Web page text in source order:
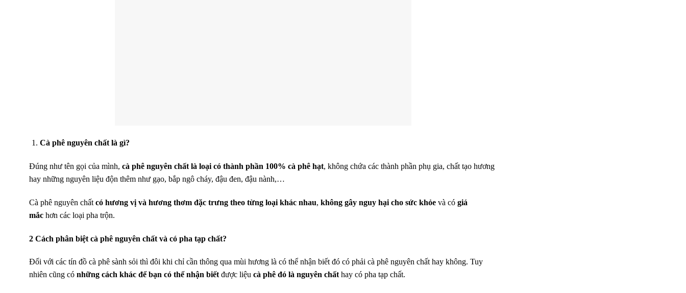
Cà phê nguyên chất là gì?
Đúng như tên gọi của mình, cà phê nguyên chất là loại có thành phần 100% cà phê hạt, không chứa các thành phần phụ gia, chất tạo hương
hay những nguyên liệu độn thêm như gạo, bắp ngô cháy, đậu đen, đậu nành,…
Cà phê nguyên chất có hương vị và hương thơm đặc trưng theo từng loại khác nhau, không gây nguy hại cho sức khỏe và có giá
mắc hơn các loại pha trộn.
2 Cách phân biệt cà phê nguyên chất và có pha tạp chất?
Đối với các tín đồ cà phê sành sỏi thì đôi khi chỉ cần thông qua mùi hương là có thể nhận biết đó có phải cà phê nguyên chất hay không. Tuy
nhiên cũng có những cách khác để bạn có thể nhận biết được liệu cà phê đó là nguyên chất hay có pha tạp chất.